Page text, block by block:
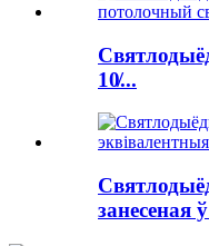
10̸...
занесеная